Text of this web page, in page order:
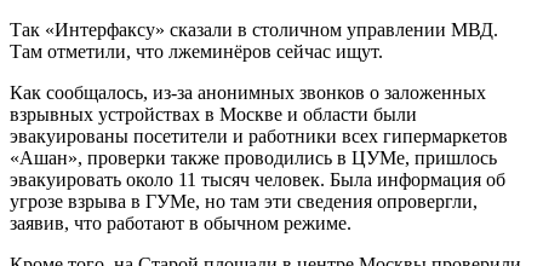
Так «Интерфаксу» сказали в столичном управлении МВД.
Там отметили, что лжеминёров сейчас ищут.
Как сообщалось, из-за анонимных звонков о заложенных
взрывных устройствах в Москве и области были
эвакуированы посетители и работники всех гипермаркетов
«Ашан», проверки также проводились в ЦУМе, пришлось
эвакуировать около 11 тысяч человек. Была информация об
угрозе взрыва в ГУМе, но там эти сведения опровергли,
заявив, что работают в обычном режиме.